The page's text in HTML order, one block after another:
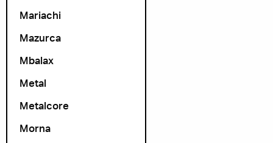
Mariachi
Mazurca
Mbalax
Metal
Metalcore
Morna